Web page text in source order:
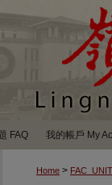
FAQ 我的帳戶 My
Home >